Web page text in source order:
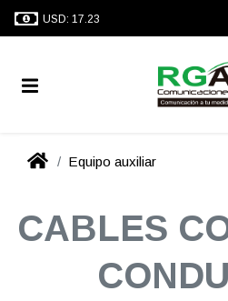
USD: 17.23
Equipo auxiliar
CABLES